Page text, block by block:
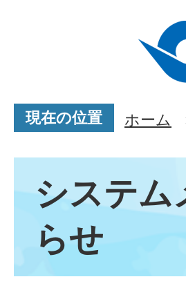
現在の位置 ホーム
システム
らせ